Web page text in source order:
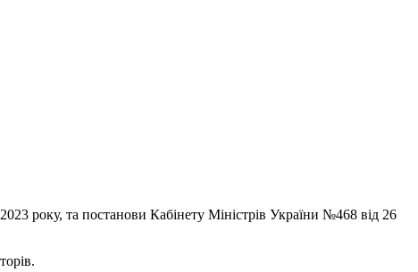
року, та постанови Кабінету Міністрів України №468 від 26